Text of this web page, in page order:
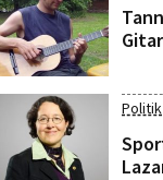
Politik